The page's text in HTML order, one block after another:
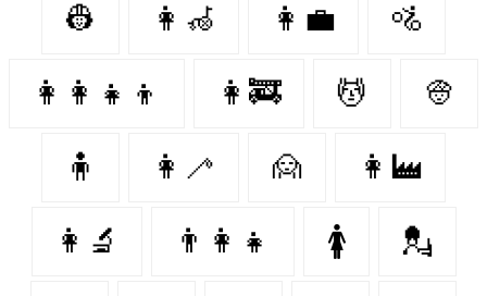
👷‍ 👩‍🦽 👩‍💼 🚵‍
👩‍👩‍👧‍👦 👩‍🚒 💆‍ 👳‍
🧍‍ 👩‍🦯 🙍‍ 👩‍🏭
👩‍🔬 👨‍👩‍👧 🚺 💂‍